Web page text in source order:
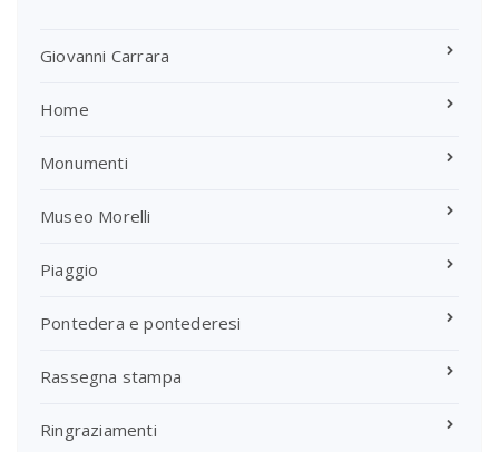
Giovanni Carrara
Home
Monumenti
Museo Morelli
Piaggio
Pontedera e pontederesi
Rassegna stampa
Ringraziamenti